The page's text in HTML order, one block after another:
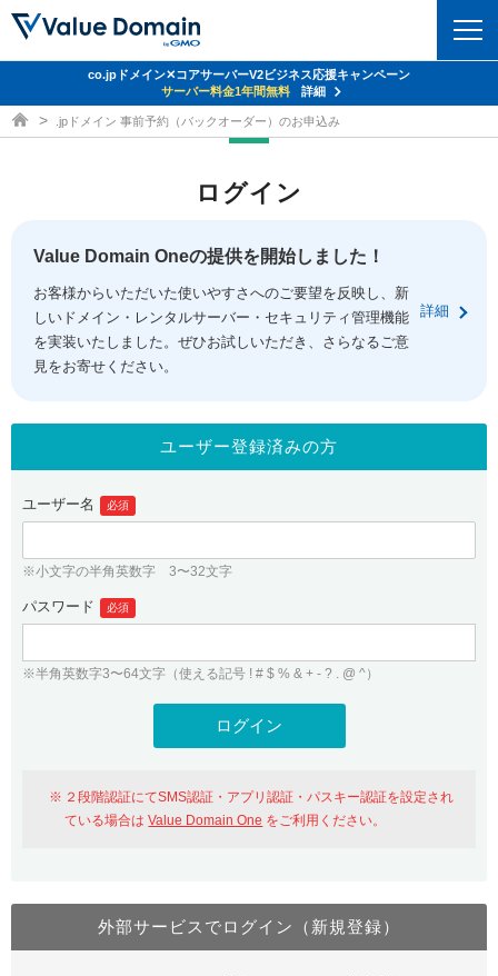
ドメイントップ
ドメイン移管
ドメイン価格一覧
ドメイン一括検索
.jpドメインオークション
gTLDオークション NEW!
.jpドメインバックオーダー
プレミアムドメイン
人気ドメインの種類
WHOIS検索
コアサーバー
バリューサーバー
XREA
セキュリティトップ
Value Domain ネットde診断
SSL証明書
サービストップ
お得意様割引
紹介制度
バリュードメインAPI
ドメイン・ホスティングOEM
facebook
ログイン
従来のバリュードメインをご利用希望の方
Value Domainにログイン
おすすめ One レンタルサーバーを含む最新の機能を使う方
Value Domain Oneにログイン
ユーザー登録
co.jpドメイン✕コアサーバーV2ビジネス応援キャンペーン
サーバー料金1年間無料
詳細
ドメイン取得ならバリュードメイン
.jpドメイン 事前予約（バックオーダー）のお申込み
ログイン
Value Domain Oneの提供を開始しました！
お客様からいただいた使いやすさへのご要望を反映し、新
しいドメイン・レンタルサーバー・セキュリティ管理機能
を実装いたしました。ぜひお試しいただき、さらなるご意
見をお寄せください。
詳細
ユーザー登録済みの方
ユーザー名 必須
※小文字の半角英数字 3〜32文字
パスワード 必須
※半角英数字3〜64文字（使える記号 ! # $ % & + - ? . @ ^）
２段階認証にてSMS認証・アプリ認証・パスキー認証を設定され
ている場合はValue Domain One をご利用ください。
外部サービスでログイン（新規登録）